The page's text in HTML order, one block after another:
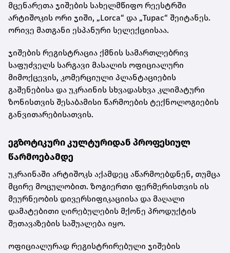
მცენარეთა ჯიშების სახელმწიფო რეესტრში
არტიშოკის ორი ჯიში, „Lorca“ და „Tupac“ შეიტანეს.
ორივე მათგანი ესპანური სელექციისაა.
ჯიშების რეგისტრაცია ქმნის სამართლებრივ
საფუძველს სარგავი მასალის ოფიციალური
მიმოქცევის, კომერციული პლანტაციების
გაშენებისა და უკრაინის სხვადასხვა კლიმატური
ზონისთვის შესაბამისი წარმოების ტექნოლოგიების
განვითარებისათვის.
ეგზოტიკური კულტურიდან პროფესიულ
წარმოებამდე
უკრაინაში არტიშოკს აქამდეც აწარმოებდნენ, თუმცა
მცირე მოცულობით. ზოგიერთი ფერმერისთვის ის
მეურნეობის დივერსიფიკაციისა და მაღალი
დამატებითი ღირებულების მქონე პროდუქტის
შეთავაზების საშუალება იყო.
ოფიციალურად რეგისტრირებული ჯიშების